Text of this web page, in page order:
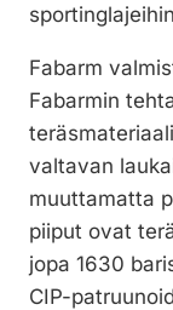
Fabarm
Fabarmin
valtavan
muuttamatta
piiput ovat
jopa 1630
CIP-